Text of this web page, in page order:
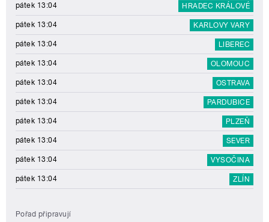
pátek 13:04 HRADEC KRÁLOVÉ
pátek 13:04 KARLOVY VARY
pátek 13:04 LIBEREC
pátek 13:04 OLOMOUC
pátek 13:04 OSTRAVA
pátek 13:04 PARDUBICE
pátek 13:04 PLZEŇ
pátek 13:04 SEVER
pátek 13:04 VYSOČINA
pátek 13:04 ZLÍN
Pořad připravují